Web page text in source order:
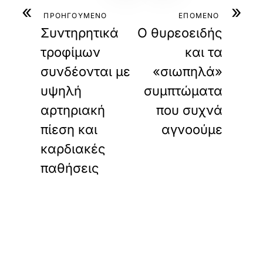
« ΠΡΟΗΓΟΥΜΕΝΟ
Συντηρητικά
τροφίμων
συνδέονται με
υψηλή
αρτηριακή
πίεση και
καρδιακές
παθήσεις
»
ΕΠΟΜΕΝΟ
Ο θυρεοειδής
και τα
«σιωπηλά»
συμπτώματα
που συχνά
αγνοούμε